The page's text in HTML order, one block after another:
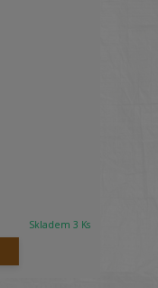
Skladem 3 Ks